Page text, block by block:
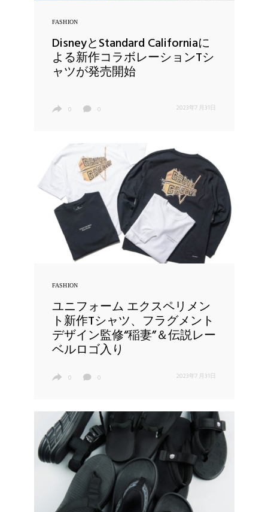
FASHION
DisneyとStandard Californiaに
よる新作コラボレーションTシ
ャツが発売開始
0 0 2023年7月31日
FASHION
ユニフォーム エクスペリメン
ト新作Tシャツ、フラグメント
デザイン監修“稲妻”＆伝説レー
ベルロゴ入り
0 0 2023年7月31日